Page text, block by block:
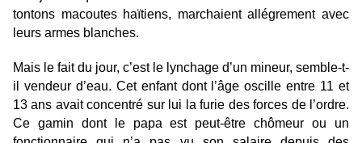
tontons macoutes haïtiens, marchaient allégrement avec
leurs armes blanches.
Mais le fait du jour, c’est le lynchage d’un mineur, semble-t-
il vendeur d’eau. Cet enfant dont l’âge oscille entre 11 et
13 ans avait concentré sur lui la furie des forces de l’ordre.
Ce gamin dont le papa est peut-être chômeur ou un